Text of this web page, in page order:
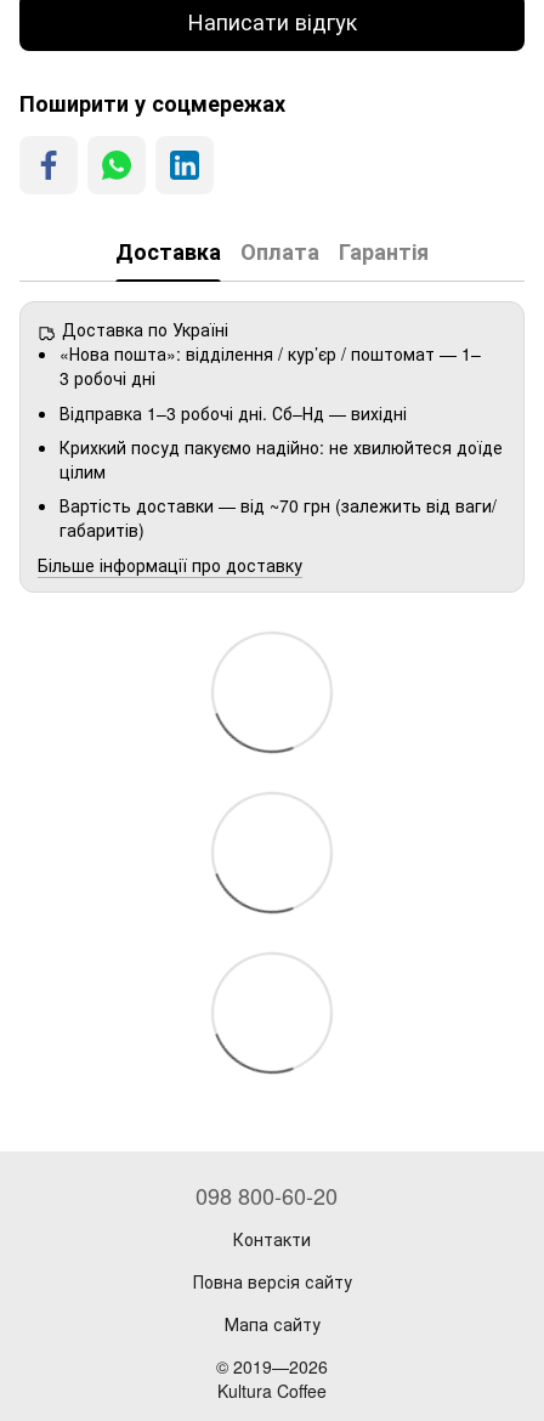
Написати відгук
Поширити у соцмережах
Доставка Оплата Гарантія
Доставка по Україні
«Нова пошта»: відділення / кур’єр / поштомат — 1–
3 робочі дні
Відправка 1–3 робочі дні. Сб–Нд — вихідні
Крихкий посуд пакуємо надійно: не хвилюйтеся доїде
цілим
Вартість доставки — від ~70 грн (залежить від ваги/
габаритів)
Більше інформації про доставку
098 800-60-20
Контакти
Повна версія сайту
Мапа сайту
© 2019—2026
Kultura Coffee